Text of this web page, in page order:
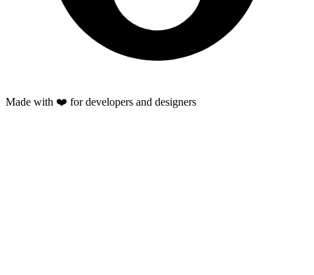
Made with ❤️ for developers and designers